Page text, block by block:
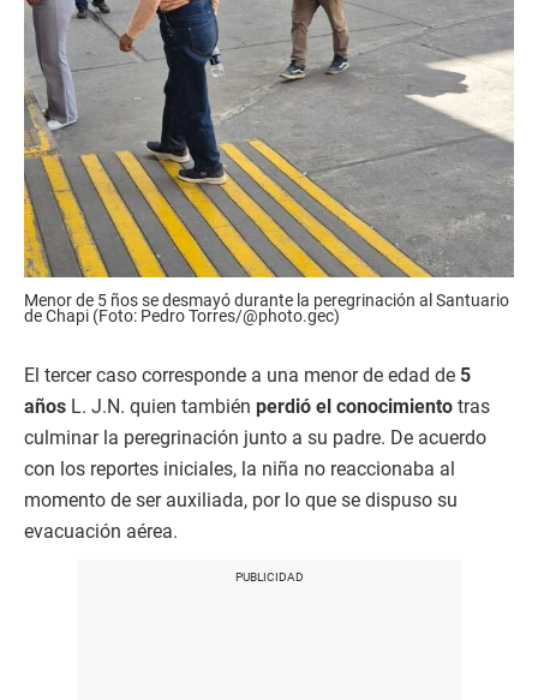
Menor de 5 ños se desmayó durante la peregrinación al Santuario
de Chapi (Foto: Pedro Torres/@photo.gec)
El tercer caso corresponde a una menor de edad de 5
años L. J.N. quien también perdió el conocimiento tras
culminar la peregrinación junto a su padre. De acuerdo
con los reportes iniciales, la niña no reaccionaba al
momento de ser auxiliada, por lo que se dispuso su
evacuación aérea.